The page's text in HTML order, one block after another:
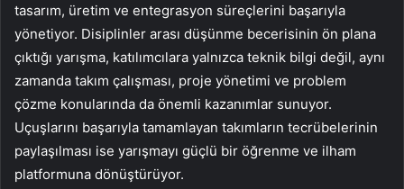
tasarım, üretim ve entegrasyon süreçlerini başarıyla
yönetiyor. Disiplinler arası düşünme becerisinin ön plana
çıktığı yarışma, katılımcılara yalnızca teknik bilgi değil, aynı
zamanda takım çalışması, proje yönetimi ve problem
çözme konularında da önemli kazanımlar sunuyor.
Uçuşlarını başarıyla tamamlayan takımların tecrübelerinin
paylaşılması ise yarışmayı güçlü bir öğrenme ve ilham
platformuna dönüştürüyor.